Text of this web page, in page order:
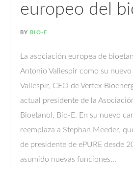
europeo del
BY BIO-E
La asociación europea de
Antonio Vallespir como su nuevo
Vallespir, CEO de Vertex
actual presidente de la
Bioetanol, Bio-E. En su nuevo
reemplaza a Stephan Meeder,
de presidente de ePURE desde
asumido nuevas funciones...